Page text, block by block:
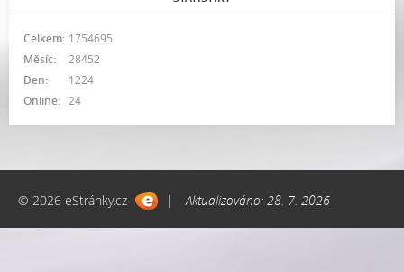
Online: 24
Celkem: 1754695
Měsíc:
28452
Den:
1224
© 2026 eStránky.cz | Aktualizováno: 28. 7. 2026